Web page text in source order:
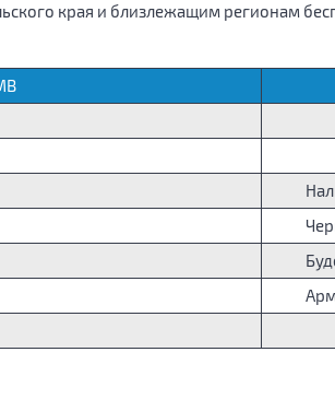
края и близлежащим регионам